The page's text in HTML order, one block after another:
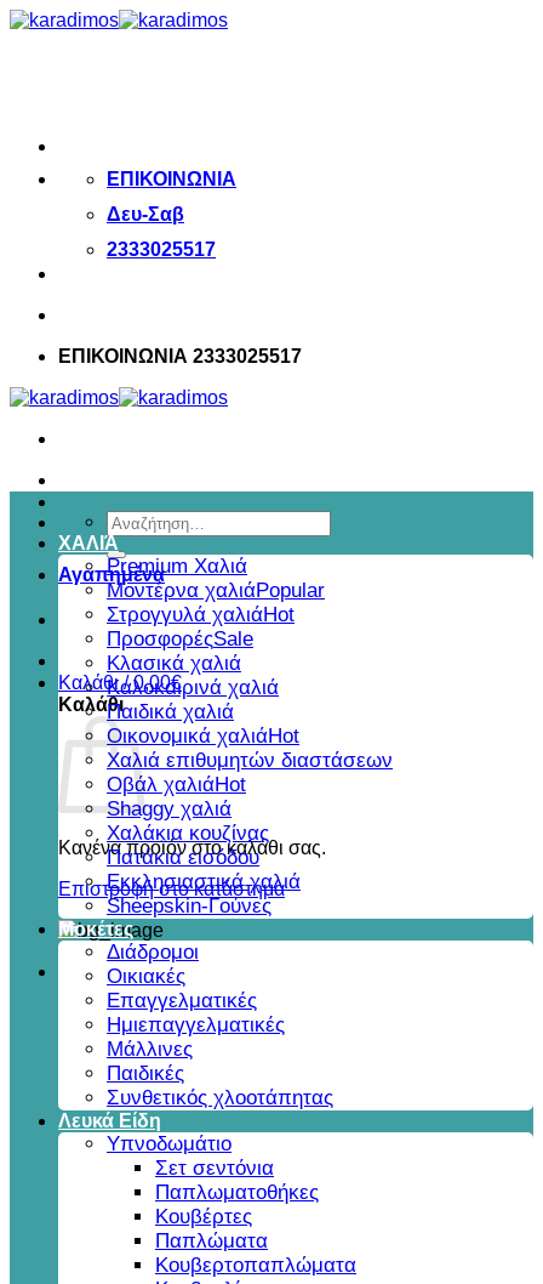
Μετάβαση
ΕΠΙΚΟΙΝΩΝΙΑ
Δευ-Σαβ
2333025517
ΕΠΙΚΟΙΝΩΝΙΑ 2333025517
Αναζήτηση
για:
Αγαπημένα
Καλάθι /0,00€
Καλάθι
Κανένα προϊόν στο καλάθι σας.
Επιστροφή στο κατάστημα
ΧΑΛΙΆ
Premium Χαλιά
Μοντέρνα χαλιά
Στρογγυλά χαλιά
Προσφορές
Κλασικά χαλιά
Καλοκαιρινά χαλιά
Παιδικά χαλιά
Οικονομικά χαλιά
Χαλιά επιθυμητών διαστάσεων
Οβάλ χαλιά
Shaggy χαλιά
Χαλάκια κουζίνας
Πατάκια εισόδου
Εκκλησιαστικά χαλιά
Sheepskin-Γούνες
Μοκέτες
Διάδρομοι
Οικιακές
Επαγγελματικές
Ημιεπαγγελματικές
Μάλλινες
Παιδικές
Συνθετικός χλοοτάπητας
Λευκά Είδη
Υπνοδωμάτιο
Σετ σεντόνια
Παπλωματοθήκες
Κουβέρτες
Παπλώματα
Κουβερτοπαπλώματα